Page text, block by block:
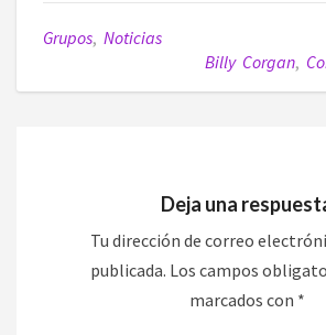
Grupos, Noticias
Billy Corgan,
Deja una
Tu dirección de correo
publicada. Los campos
marcados con *